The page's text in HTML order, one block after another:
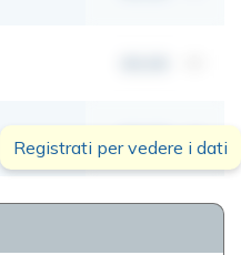
00,00 mt
Registrati per vedere i dati